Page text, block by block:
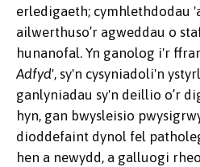
erledigaeth; cymhlethdodau
ailwerthuso’r agweddau o
hunanofal. Yn ganolog i'r
Adfyd', sy'n cysyniadoli'n
ganlyniadau sy'n deillio o’r
hyn, gan bwysleisio
dioddefaint dynol fel
hen a newydd, a galluogi